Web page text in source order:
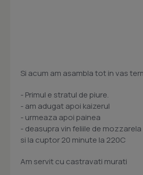
Si acum am asambla tot in vas
- Primul e stratul de piure.
- am adugat apoi kaizerul
- urmeaza apoi painea
- deasupra vin feliile de mozzarela
si la cuptor 20 minute la 220C
Am servit cu castravati murati